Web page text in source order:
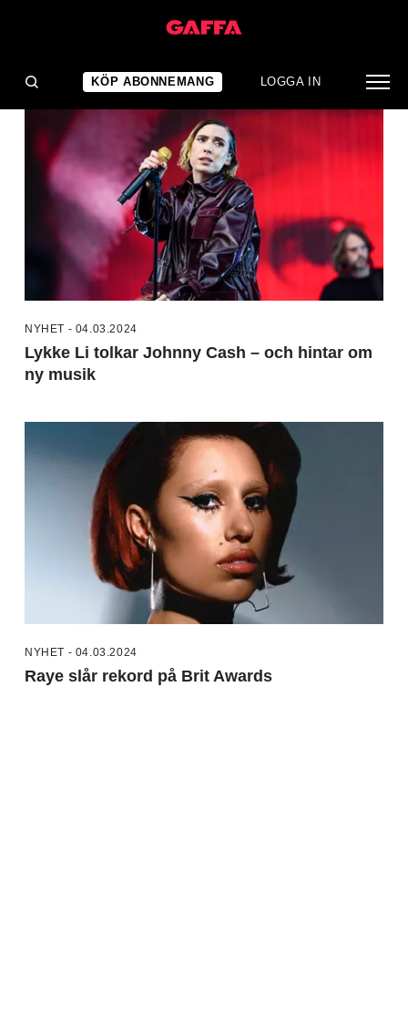
KÖP ABONNEMANG LOGGA IN
NYHET - 04.03.2024
Lykke Li tolkar Johnny Cash – och hintar om
ny musik
NYHET - 04.03.2024
Raye slår rekord på Brit Awards